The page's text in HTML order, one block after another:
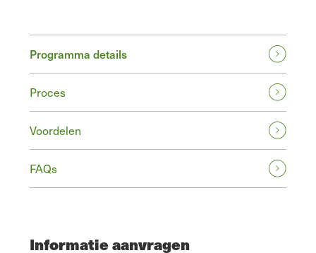
Programma details
Proces
Voordelen
FAQs
Informatie aanvragen